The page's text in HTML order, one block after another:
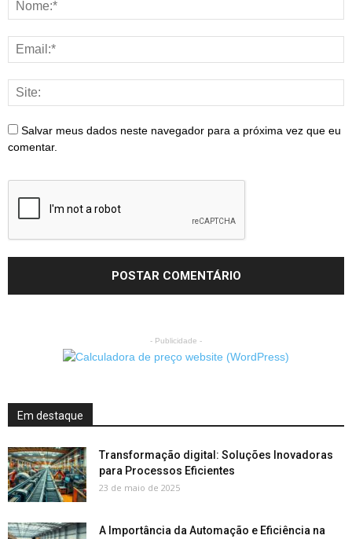
Salvar meus dados neste navegador para a próxima vez que eu
comentar.
- Publicidade -
Em destaque
Transformação digital: Soluções Inovadoras
para Processos Eficientes
23 de maio de 2025
A Importância da Automação e Eficiência na